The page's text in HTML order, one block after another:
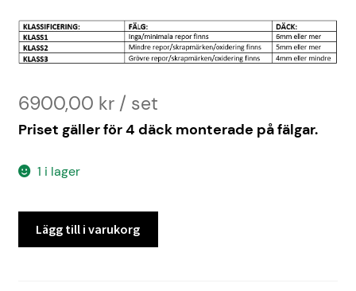
6900,00 kr
Priset gäller för 4 däck monterade på fälgar.
1 i lager
Lägg till i varukorg